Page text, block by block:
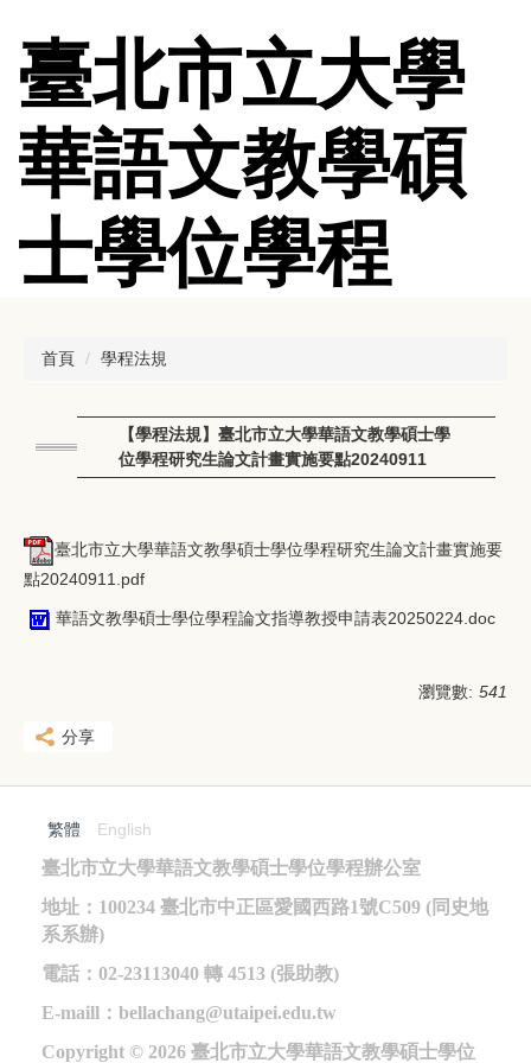
到
主
容
區
臺北市立大學
華語文教學碩
士學位學程
首頁 學程法規
【學程法規】臺北市立大學華語文教學碩士學
位學程研究生論文計畫實施要點20240911
臺北市立大學華語文教學碩士學位學程研究生論文計畫實施要
點20240911.pdf
華語文教學碩士學位學程論文指導教授申請表20250224.doc
瀏覽數: 541
分享
繁體 English
臺北市立大學華語文教學碩士學位學程辦公室
地址：100234 臺北市中正區愛國西路1號C509 (同史地
系系辦)
電話：02-23113040 轉 4513 (張助教)
E-maill ：bellachang@utaipei.edu.tw
Copyright © 2026 臺北市立大學華語文教學碩士學位